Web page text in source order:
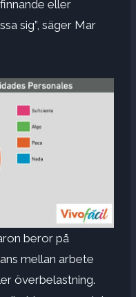
eller
sig”, säger Mar
beror på
mellan arbete
överbelastning.